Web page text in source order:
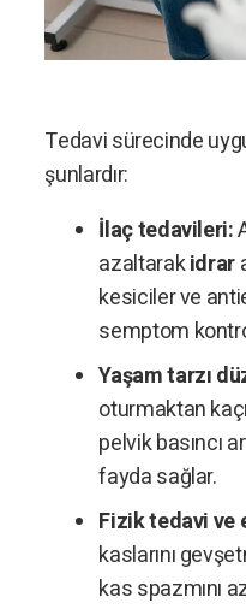
Tedavi sürecinde
şunlardır:
İlaç tedavileri:
azaltarakidrar
kesiciler ve
semptom
Yaşam tarzı
oturmaktan
pelvik basıncı
fayda sağlar.
Fizik tedavi ve
kaslarını
kas spazmını